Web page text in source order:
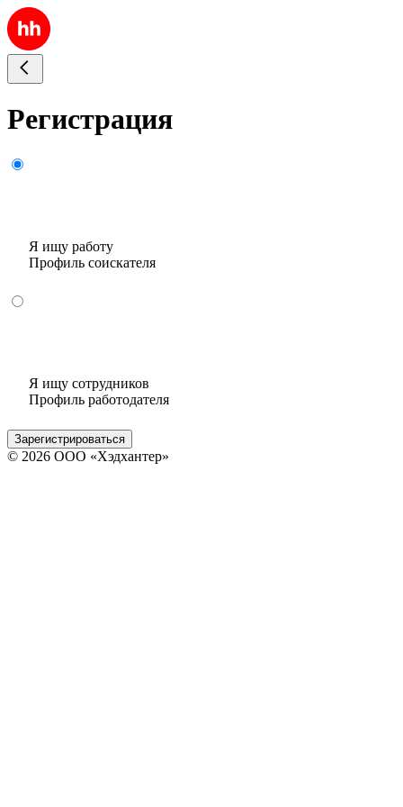
Регистрация
Я ищу работу
Профиль соискателя
Я ищу сотрудников
Профиль работодателя
Зарегистрироваться
© 2026 ООО «Хэдхантер»